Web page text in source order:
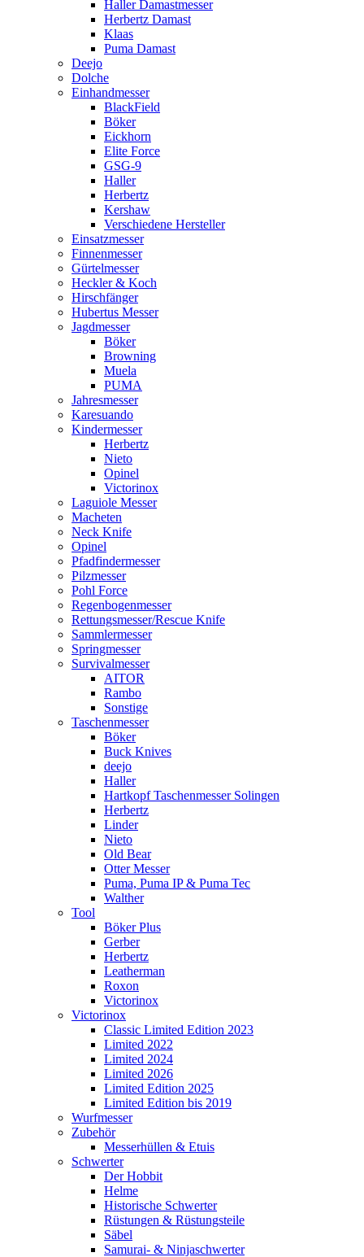
Haller Damastmesser
Herbertz Damast
Klaas
Puma Damast
Deejo
Dolche
Einhandmesser
BlackField
Böker
Eickhorn
Elite Force
GSG-9
Haller
Herbertz
Kershaw
Verschiedene Hersteller
Einsatzmesser
Finnenmesser
Gürtelmesser
Heckler & Koch
Hirschfänger
Hubertus Messer
Jagdmesser
Böker
Browning
Muela
PUMA
Jahresmesser
Karesuando
Kindermesser
Herbertz
Nieto
Opinel
Victorinox
Laguiole Messer
Macheten
Neck Knife
Opinel
Pfadfindermesser
Pilzmesser
Pohl Force
Regenbogenmesser
Rettungsmesser/Rescue Knife
Sammlermesser
Springmesser
Survivalmesser
AITOR
Rambo
Sonstige
Taschenmesser
Böker
Buck Knives
deejo
Haller
Hartkopf Taschenmesser Solingen
Herbertz
Linder
Nieto
Old Bear
Otter Messer
Puma, Puma IP & Puma Tec
Walther
Tool
Böker Plus
Gerber
Herbertz
Leatherman
Roxon
Victorinox
Victorinox
Classic Limited Edition 2023
Limited 2022
Limited 2024
Limited 2026
Limited Edition 2025
Limited Edition bis 2019
Wurfmesser
Zubehör
Messerhüllen & Etuis
Schwerter
Der Hobbit
Helme
Historische Schwerter
Rüstungen & Rüstungsteile
Säbel
Samurai- & Ninjaschwerter